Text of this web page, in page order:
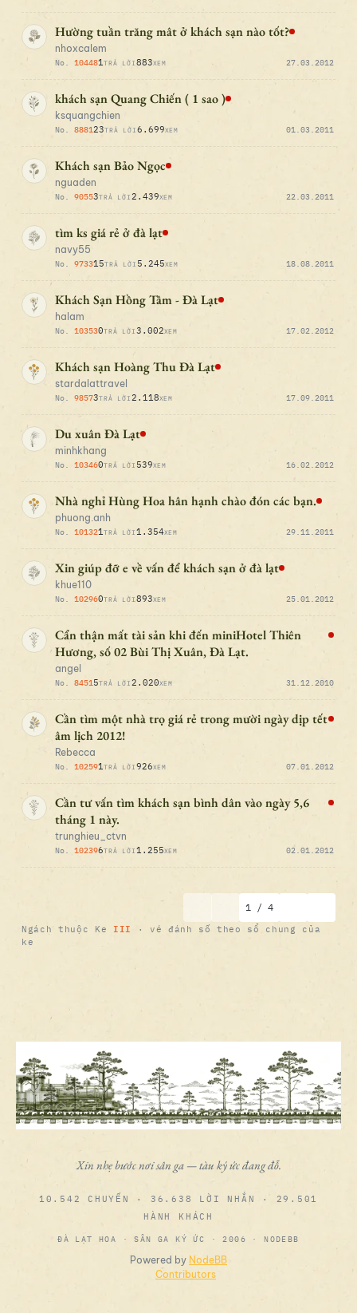
No. 10448
Hường tuần trăng mât ở khách sạn nào tốt?
nhoxcalem
1TRẢ LỜI 883XEM 27.03.2012
No. 8881
khách sạn Quang Chiến ( 1 sao )
ksquangchien
23TRẢ LỜI 6.699XEM 01.03.2011
No. 9055
Khách sạn Bảo Ngọc
nguaden
3TRẢ LỜI 2.439XEM 22.03.2011
No. 9733
tìm ks giá rẻ ở đà lạt
navy55
15TRẢ LỜI 5.245XEM 18.08.2011
No. 10353
Khách Sạn Hồng Tâm - Đà Lạt
halam
0TRẢ LỜI 3.002XEM 17.02.2012
No. 9857
Khách sạn Hoàng Thu Đà Lạt
stardalattravel
3TRẢ LỜI 2.118XEM 17.09.2011
No. 10346
Du xuân Đà Lạt
minhkhang
0TRẢ LỜI 539XEM 16.02.2012
No. 10132
Nhà nghỉ Hùng Hoa hân hạnh chào đón các bạn.
phuong.anh
1TRẢ LỜI 1.354XEM 29.11.2011
No. 10296
Xin giúp đỡ e về vấn để khách sạn ở đà lạt
khue110
0TRẢ LỜI893XEM 25.01.2012
No. 8451
Cẩn thận mất tài sản khi đến miniHotel Thiên
Hương, số 02 Bùi Thị Xuân, Đà Lạt.
angel
5TRẢ LỜI 2.020XEM 31.12.2010
No. 10259
Cần tìm một nhà trọ giá rẻ trong mười ngày dịp tết
âm lịch 2012!
Rebecca
1TRẢ LỜI 926XEM 07.01.2012
No. 10239
Cần tư vấn tìm khách sạn bình dân vào ngày 5,6
tháng 1 này.
trunghieu_ctvn
6TRẢ LỜI 1.255XEM 02.01.2012
1 / 4
Ngách thuộc Ke III
· vé đánh số theo sổ chung của
ke
Xin nhẹ bước nơi sân ga — tàu ký ức đang đỗ.
10.542 CHUYẾN · 36.638 LỜI NHẮN · 29.501
HÀNH KHÁCH
ĐÀ LẠT HOA · SÂN GA KÝ ỨC · 2006 · NODEBB
Powered by NodeBB
Contributors